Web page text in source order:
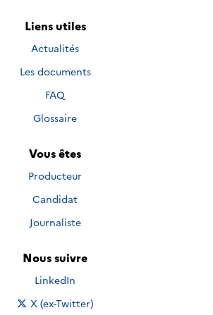
Liens utiles
Actualités
Les documents
FAQ
Glossaire
Vous êtes
Producteur
Candidat
Journaliste
Nous suivre
Nous suivre sur
LinkedIn
Nous suivre sur
X (ex-Twitter)